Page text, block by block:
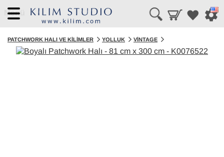
Menü
PATCHWORK HALI VE KILIMLER YOLLUK VINTAGE